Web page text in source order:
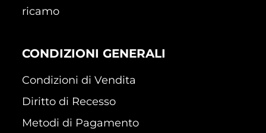
ricamo
CONDIZIONI GENERALI
Condizioni di Vendita
Diritto di Recesso
Metodi di Pagamento